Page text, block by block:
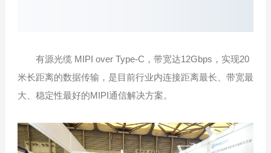
有源光缆 MIPI over Type-C，带宽达12Gbps，实现20
米长距离的数据传输，是目前行业内连接距离最长、带宽最
大、稳定性最好的MIPI通信解决方案。